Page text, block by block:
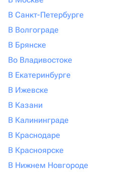
В Санкт-Петербурге
В Волгограде
В Брянске
Во Владивостоке
В Екатеринбурге
В Ижевске
В Казани
В Калининграде
В Краснодаре
В Красноярске
В Нижнем Новгороде